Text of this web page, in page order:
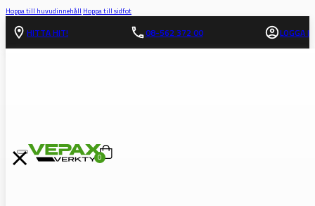
Hoppa till huvudinnehåll Hoppa till sidfot
HITTA HIT! 08-562 372 00 LOGGA IN
0